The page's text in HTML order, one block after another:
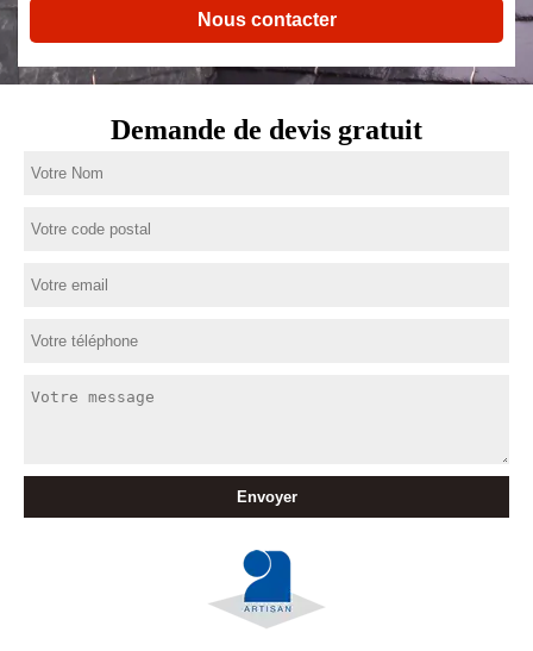
Nous contacter
Demande de devis gratuit